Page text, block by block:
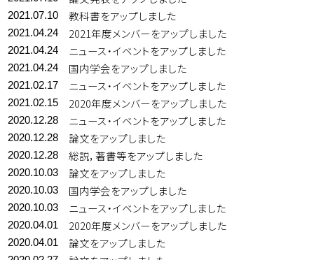
2021.07.10 教科書をアップしました
2021.04.24 2021年度メンバーをアップしました
2021.04.24 ニュース・イベントをアップしました
2021.04.24 国内学会をアップしました
2021.02.17 ニュース・イベントをアップしました
2021.02.15 2020年度メンバーをアップしました
2020.12.28 ニュース・イベントをアップしました
2020.12.28 論文をアップしました
2020.12.28 総説，著書等をアップしました
2020.10.03 論文をアップしました
2020.10.03 国内学会をアップしました
2020.10.03 ニュース・イベントをアップしました
2020.04.01 2020年度メンバーをアップしました
2020.04.01 論文をアップしました